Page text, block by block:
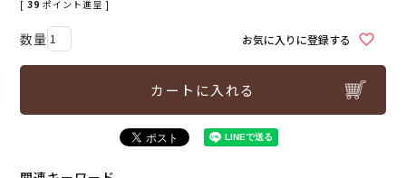
[ 39 ポイント進呈 ]
お気に入りに登録する
カートに入れる